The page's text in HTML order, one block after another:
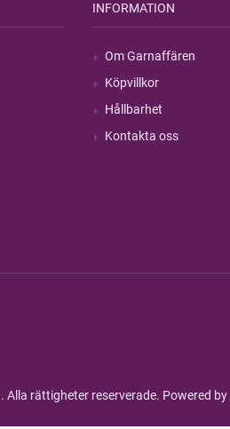
INFORMATION
Om Garnaffären
Köpvillkor
Hållbarhet
Kontakta oss
rättigheter reserverade. Powered by